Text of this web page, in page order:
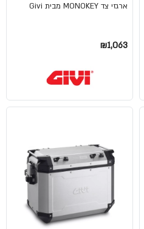
ארגזי צד MONOKEY מבית Givi
₪1,063